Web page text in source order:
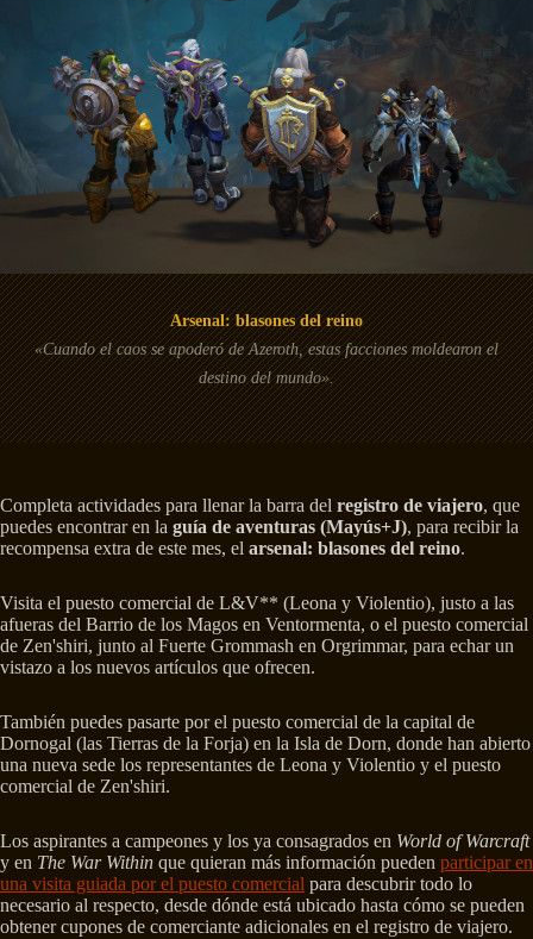
Arsenal: blasones del reino
«Cuando el caos se apoderó de Azeroth, estas facciones moldearon el
destino del mundo».
Completa actividades para llenar la barra del registro de viajero, que
puedes encontrar en la guía de aventuras (Mayús+J), para recibir la
recompensa extra de este mes, el arsenal: blasones del reino.
Visita el puesto comercial de L&V** (Leona y Violentio), justo a las
afueras del Barrio de los Magos en Ventormenta, o el puesto comercial
de Zen'shiri, junto al Fuerte Grommash en Orgrimmar, para echar un
vistazo a los nuevos artículos que ofrecen.
También puedes pasarte por el puesto comercial de la capital de
Dornogal (las Tierras de la Forja) en la Isla de Dorn, donde han abierto
una nueva sede los representantes de Leona y Violentio y el puesto
comercial de Zen'shiri.
Los aspirantes a campeones y los ya consagrados en World of Warcraft
y en The War Within que quieran más información pueden participar en
una visita guiada por el puesto comercial para descubrir todo lo
necesario al respecto, desde dónde está ubicado hasta cómo se pueden
obtener cupones de comerciante adicionales en el registro de viajero.